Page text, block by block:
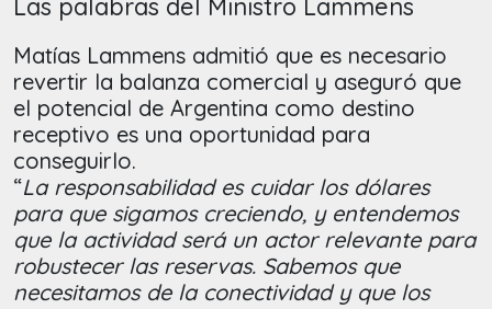
Las palabras del Ministro Lammens
Matías Lammens admitió que es necesario
revertir la balanza comercial y aseguró que
el potencial de Argentina como destino
receptivo es una oportunidad para
conseguirlo.
“La responsabilidad es cuidar los dólares
para que sigamos creciendo, y entendemos
que la actividad será un actor relevante para
robustecer las reservas. Sabemos que
necesitamos de la conectividad y que los